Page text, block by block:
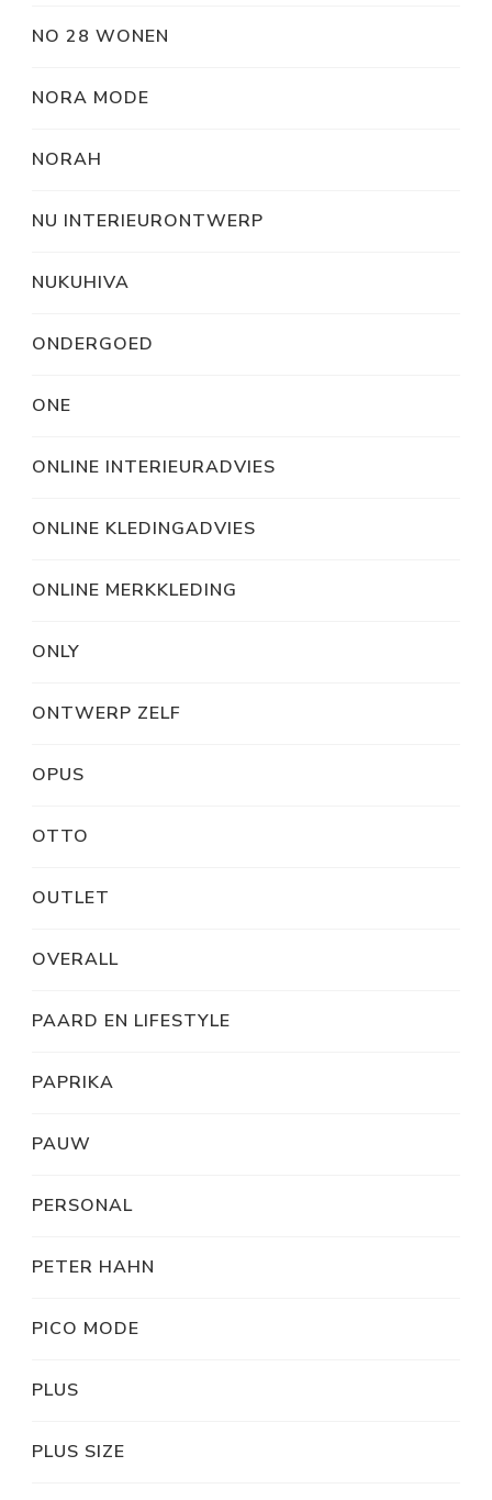
NO 28 WONEN
NORA MODE
NORAH
NU INTERIEURONTWERP
NUKUHIVA
ONDERGOED
ONE
ONLINE INTERIEURADVIES
ONLINE KLEDINGADVIES
ONLINE MERKKLEDING
ONLY
ONTWERP ZELF
OPUS
OTTO
OUTLET
OVERALL
PAARD EN LIFESTYLE
PAPRIKA
PAUW
PERSONAL
PETER HAHN
PICO MODE
PLUS
PLUS SIZE